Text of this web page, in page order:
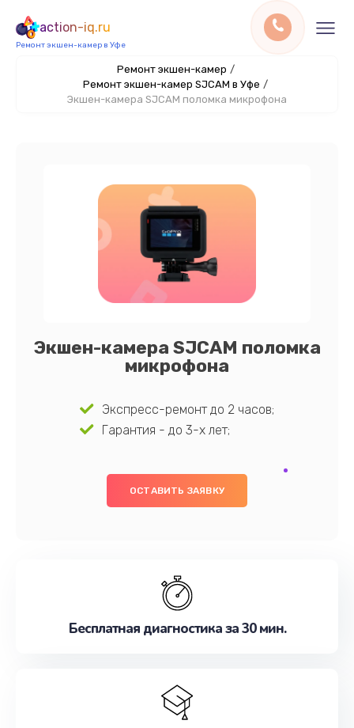
action-iq.ru
Ремонт экшен-камер в Уфе
Ремонт экшен-камер /
Ремонт экшен-камер SJCAM в Уфе /
Экшен-камера SJCAM поломка микрофона
Экшен-камера SJCAM поломка
микрофона
Экспресс-ремонт до 2 часов;
Гарантия - до 3-х лет;
ОСТАВИТЬ ЗАЯВКУ
Бесплатная диагностика за 30 мин.